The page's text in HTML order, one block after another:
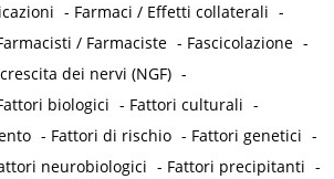
- Farmaci / Effetti collaterali -
/ Farmaciste - Fascicolazione -
dei nervi (NGF) -
biologici - Fattori culturali -
- Fattori di rischio - Fattori genetici -
neurobiologici - Fattori precipitanti -